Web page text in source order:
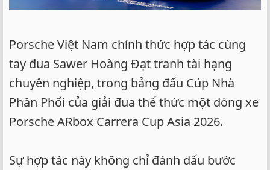
Porsche Việt Nam chính thức hợp tác cùng
tay đua Sawer Hoàng Đạt tranh tài hạng
chuyên nghiệp, trong bảng đấu Cúp Nhà
Phân Phối của giải đua thể thức một dòng xe
Porsche ARbox Carrera Cup Asia 2026.
Sự hợp tác này không chỉ đánh dấu bước